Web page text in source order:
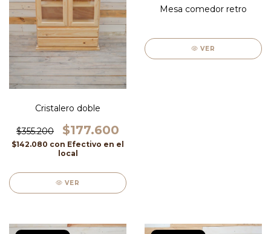
Cristalero doble
$355.200 $177.600
$142.080 con Efectivo en el
local
VER
Mesa comedor retro
VER